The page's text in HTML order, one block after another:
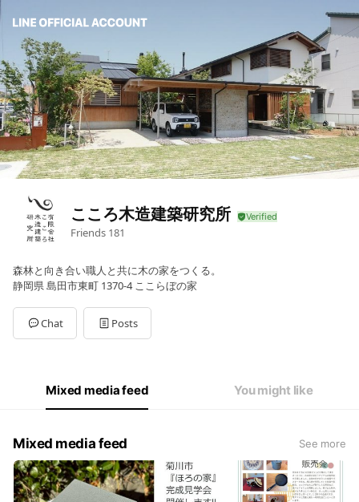
こころ木造建築研究所
Friends 181
森林と向き合い職人と共に木の家をつくる。
静岡県 島田市東町 1370-4 ここらぼの家
Chat Posts
Mixed media feed You might like
Mixed media feed See more